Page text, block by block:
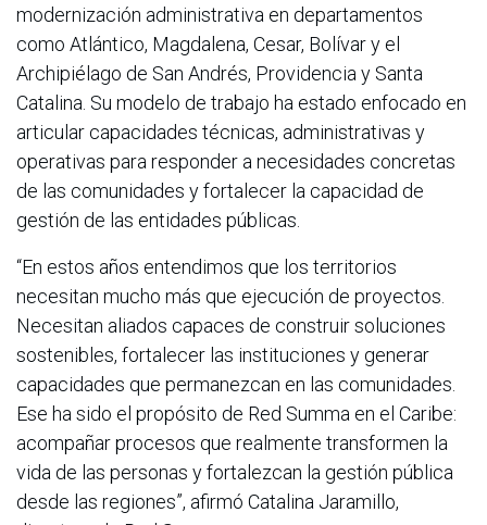
modernización administrativa en departamentos
como Atlántico, Magdalena, Cesar, Bolívar y el
Archipiélago de San Andrés, Providencia y Santa
Catalina. Su modelo de trabajo ha estado enfocado en
articular capacidades técnicas, administrativas y
operativas para responder a necesidades concretas
de las comunidades y fortalecer la capacidad de
gestión de las entidades públicas.
“En estos años entendimos que los territorios
necesitan mucho más que ejecución de proyectos.
Necesitan aliados capaces de construir soluciones
sostenibles, fortalecer las instituciones y generar
capacidades que permanezcan en las comunidades.
Ese ha sido el propósito de Red Summa en el Caribe:
acompañar procesos que realmente transformen la
vida de las personas y fortalezcan la gestión pública
desde las regiones”, afirmó Catalina Jaramillo,